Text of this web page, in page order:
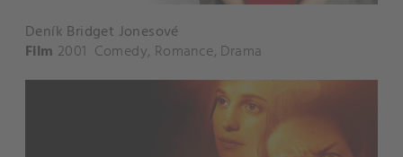
Deník Bridget Jonesové
Film 2001 Comedy, Romance, Drama